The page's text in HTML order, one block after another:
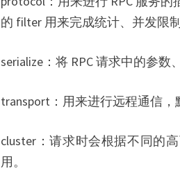
的 filter 用来完成统计、并发限制
serialize：将 RPC 请求中的参
transport：用来进行远程通信，
cluster：请求时会根据不同的
用。